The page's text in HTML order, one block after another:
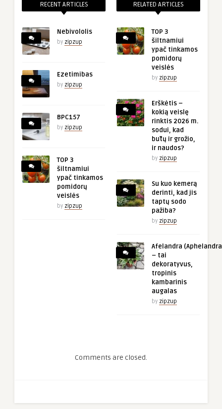
RECENT ARTICLES
Nebivololis
by zipzup
Ezetimibas
by zipzup
BPC157
by zipzup
TOP 3
šiltnamiui
ypač tinkamos
pomidorų
veislės
by zipzup
RELATED ARTICLES
TOP 3
šiltnamiui
ypač tinkamos
pomidorų
veislės
by zipzup
Erškėtis –
kokią veislę
rinktis 2026 m.
sodui, kad
būtų ir grožio,
ir naudos?
by zipzup
Su kuo kemerą
derinti, kad jis
taptų sodo
pažiba?
by zipzup
Afelandra
– tai
dekoratyvus,
tropinis
kambarinis
augalas
by zipzup
Comments are closed.